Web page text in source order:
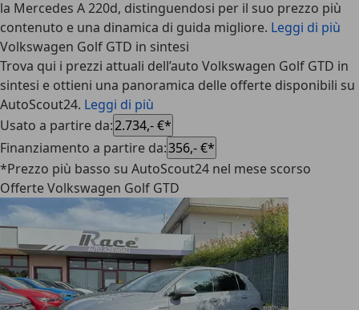
la Mercedes A 220d, distinguendosi per il suo prezzo più
contenuto e una dinamica di guida migliore. Leggi di più
Volkswagen Golf GTD in sintesi
Trova qui i prezzi attuali dell’auto Volkswagen Golf GTD in
sintesi e ottieni una panoramica delle offerte disponibili su
AutoScout24. Leggi di più
Usato a partire da:2.734,- €*
Finanziamento a partire da:356,- €*
*Prezzo più basso su AutoScout24 nel mese scorso
Offerte Volkswagen Golf GTD